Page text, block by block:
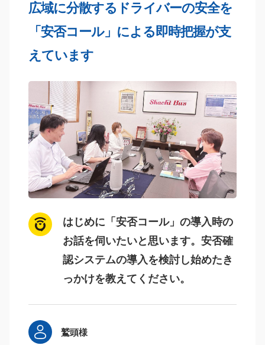
広域に分散するドライバーの安全を
「安否コール」による即時把握が支
えています
はじめに「安否コール」の導入時の
お話を伺いたいと思います。安否確
認システムの導入を検討し始めたき
っかけを教えてください。
鷲頭様